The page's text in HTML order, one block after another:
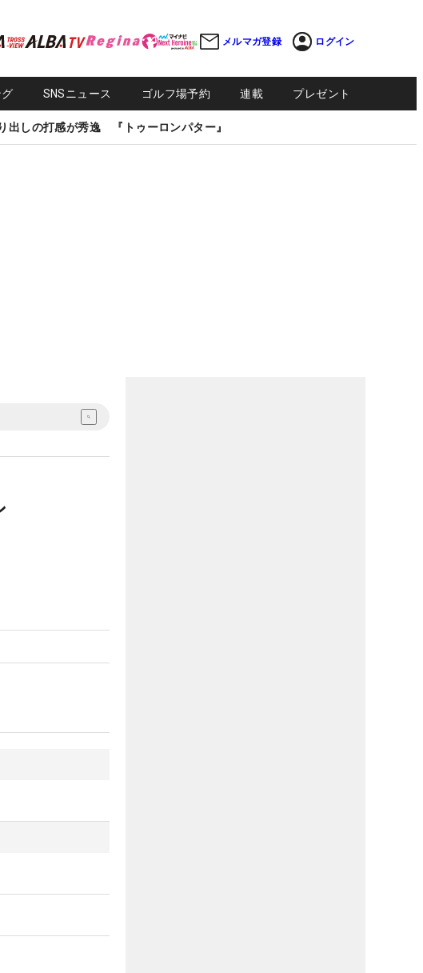
メルマガ登録 ログイン
SNSニュース ゴルフ場予約 連載 プレゼント
出しの打感が秀逸 『トゥーロンパター』